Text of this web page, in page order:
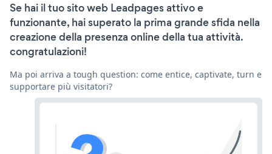
Se hai il tuo sito web Leadpages attivo e
funzionante, hai superato la prima grande sfida nella
creazione della presenza online della tua attività.
congratulazioni!
Ma poi arriva a tough question: come entice, captivate, turn e
supportare più visitatori?